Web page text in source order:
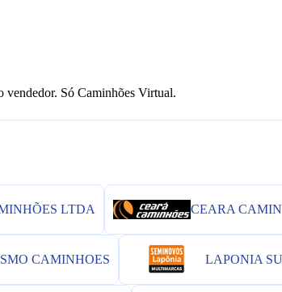
vendedor. Só Caminhões Virtual.
LTDA CEARA
CAMINHOES LAPONIA